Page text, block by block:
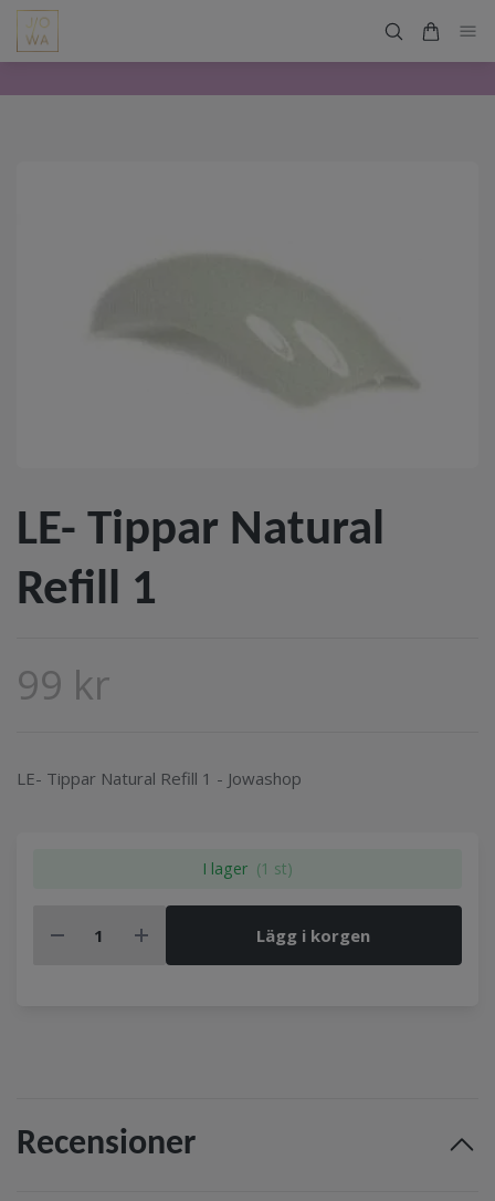
LE- Tippar Natural
Refill 1
99 kr
LE- Tippar Natural Refill 1 - Jowashop
I lager (1 st)
Lägg i korgen
Recensioner